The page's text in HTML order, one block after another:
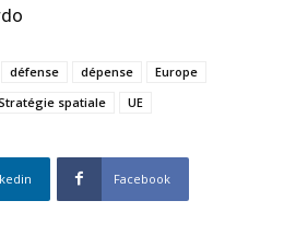
défense dépense
Europe
spatiale UE
Facebook